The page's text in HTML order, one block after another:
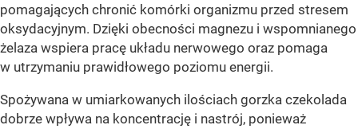
pomagających chronić komórki organizmu przed stresem
oksydacyjnym. Dzięki obecności magnezu i wspomnianego
żelaza wspiera pracę układu nerwowego oraz pomaga
w utrzymaniu prawidłowego poziomu energii.
Spożywana w umiarkowanych ilościach gorzka czekolada
dobrze wpływa na koncentrację i nastrój, ponieważ